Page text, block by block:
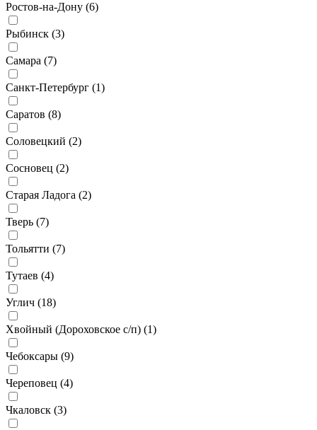
Ростов-на-Дону (6)
Рыбинск (3)
Самара (7)
Санкт-Петербург (1)
Саратов (8)
Соловецкий (2)
Сосновец (2)
Старая Ладога (2)
Тверь (7)
Тольятти (7)
Тутаев (4)
Углич (18)
Хвойный (Дороховское с/п) (1)
Чебоксары (9)
Череповец (4)
Чкаловск (3)